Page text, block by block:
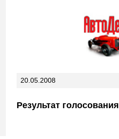
20.05.2008
Результат голосования